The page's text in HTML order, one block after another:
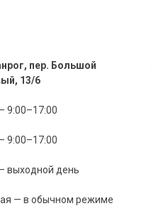
пер. Большой
13/6
9:00–17:00
9:00–17:00
выходной день
— в обычном режиме